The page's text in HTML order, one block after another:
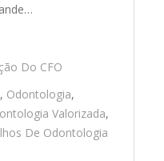
Do CFO
, Odontologia,
Valorizada,
De Odontologia